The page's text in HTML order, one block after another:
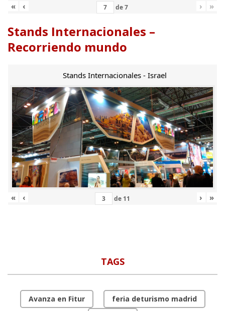
« ‹ de7 › »
Stands Internacionales –
Recorriendo mundo
Stands Internacionales - Israel
« ‹ de 11 › »
TAGS
Avanza en Fitur
feria deturismo madrid